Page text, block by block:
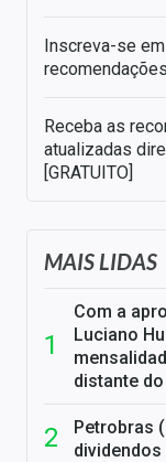
Inscreva-se
Receba as
atualizadas
[GRATUITO]
MAIS LIDAS
Com a
Luciano
distante
Petrobras